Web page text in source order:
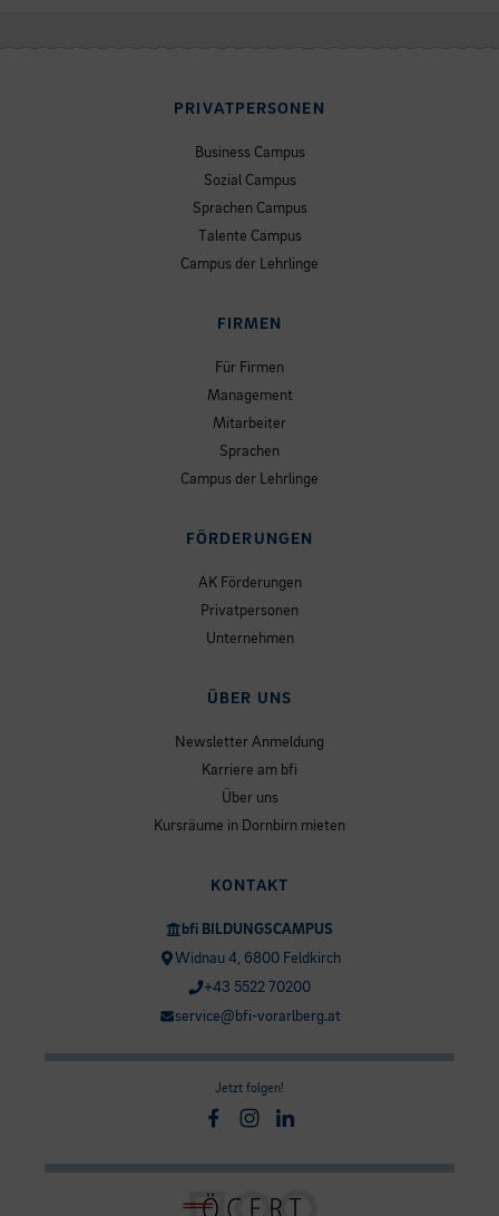
PRIVATPERSONEN
Business Campus
Sozial Campus
Sprachen Campus
Talente Campus
Campus der Lehrlinge
FIRMEN
Für Firmen
Management
Mitarbeiter
Sprachen
Campus der Lehrlinge
FÖRDERUNGEN
AK Förderungen
Privatpersonen
Unternehmen
ÜBER UNS
Newsletter Anmeldung
Karriere am bfi
Über uns
Kursräume in Dornbirn mieten
KONTAKT
bfi BILDUNGSCAMPUS
Widnau 4, 6800 Feldkirch
+43 5522 70200
service@bfi-vorarlberg.at
Jetzt folgen!
Facebook
Instagram
Linkedin